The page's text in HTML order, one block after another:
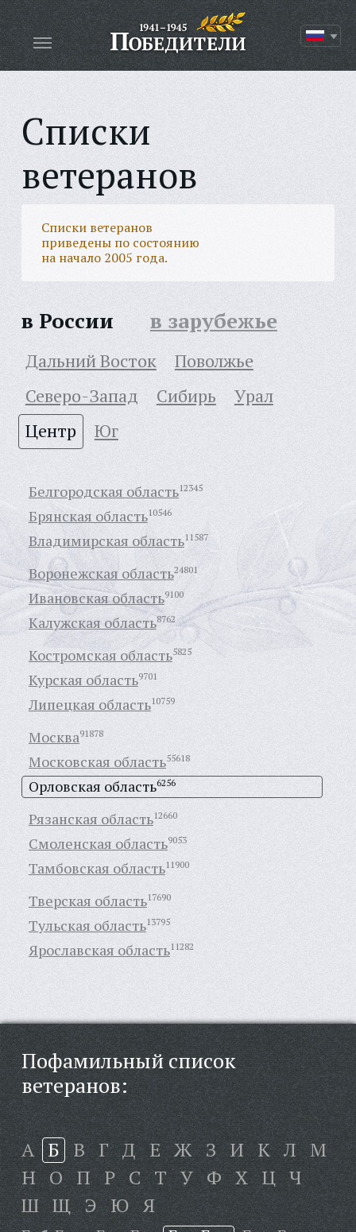
Списки
ветеранов
Списки ветеранов
приведены по состоянию
на начало 2005 года.
в России в зарубежье
Дальний Восток
Поволжье
Северо-Запад
Сибирь
Урал
Центр
Юг
Белгородская область12345
Брянская область10546
Владимирская область11587
Воронежская область24801
Ивановская область9100
Калужская область8762
Костромская область5825
Курская область9701
Липецкая область10759
Москва91878
Московская область55618
Орловская область6256
Рязанская область12660
Смоленская область9053
Тамбовская область11900
Тверская область17690
Тульская область13795
Ярославская область11282
Пофамильный список
ветеранов:
А Б В Г Д Е Ж З И К Л М
Н О П Р С Т У Ф Х Ц Ч
Ш Щ Э Ю Я